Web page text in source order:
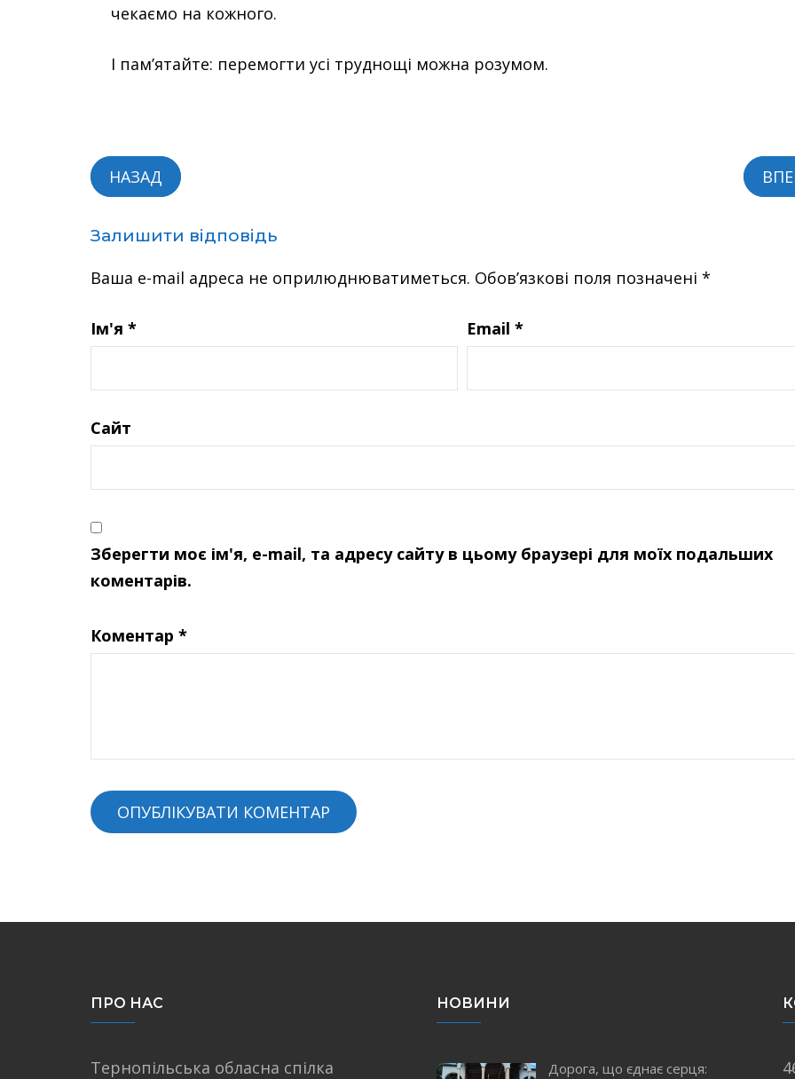
чекаємо на кожного.
І пам’ятайте: перемогти усі труднощі можна розумом.
НАЗАД
Залишити відповідь
Ваша e-mail адреса не оприлюднюватиметься. Обов’язкові поля позначені *
Ім'я * Email *
Сайт
Зберегти моє ім'я, e-mail, та адресу сайту в цьому браузері для моїх подальших
коментарів.
Коментар *
ПРО НАС
Тернопільська обласна спілка
НОВИНИ
Дорога, що єднає серця: